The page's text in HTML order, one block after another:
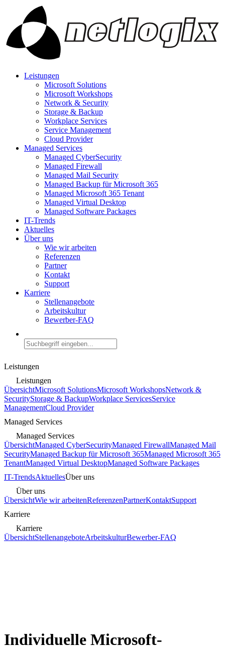
Leistungen
Microsoft Solutions
Microsoft Workshops
Network & Security
Storage & Backup
Workplace Services
Service Management
Cloud Provider
Managed Services
Managed CyberSecurity
Managed Firewall
Managed Mail Security
Managed Backup für Microsoft 365
Managed Microsoft 365 Tenant
Managed Virtual Desktop
Managed Software Packages
IT-Trends
Aktuelles
Über uns
Wie wir arbeiten
Referenzen
Partner
Kontakt
Support
Karriere
Stellenangebote
Arbeitskultur
Bewerber-FAQ
Leistungen
Leistungen
ÜbersichtMicrosoft SolutionsMicrosoft WorkshopsNetwork &
SecurityStorage & BackupWorkplace ServicesService
ManagementCloud Provider
Managed Services
Managed Services
ÜbersichtManaged CyberSecurityManaged FirewallManaged Mail
SecurityManaged Backup für Microsoft 365Managed Microsoft 365
TenantManaged Virtual DesktopManaged Software Packages
IT-TrendsAktuellesÜber uns
Über uns
ÜbersichtWie wir arbeitenReferenzenPartnerKontaktSupport
Karriere
Karriere
ÜbersichtStellenangeboteArbeitskulturBewerber-FAQ
Individuelle Microsoft-